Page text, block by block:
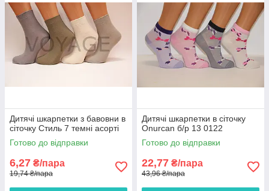
Дитячі шкарпетки з бавовни в
сіточку Стиль 7 темні асорті
Готово до відправки
6,27 ₴/пара
19,74 ₴/пара
Дитячі шкарпетки в сіточку
Onurcan б/р 13 0122
Готово до відправки
22,77 ₴/пара
43,96 ₴/пара